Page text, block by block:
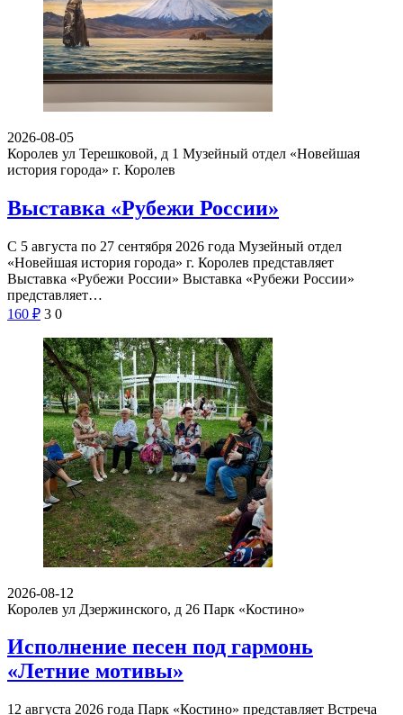
2026-08-05
Королев ул Терешковой, д 1 Музейный отдел «Новейшая
история города» г. Королев
Выставка «Рубежи России»
С 5 августа по 27 сентября 2026 года Музейный отдел
«Новейшая история города» г. Королев представляет
Выставка «Рубежи России» Выставка «Рубежи России»
представляет…
160 ₽ 3 0
2026-08-12
Королев ул Дзержинского, д 26 Парк «Костино»
Исполнение песен под гармонь
«Летние мотивы»
12 августа 2026 года Парк «Костино» представляет Встреча